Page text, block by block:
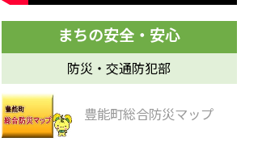
防災・交通防犯部
豊能町総合防災マップ